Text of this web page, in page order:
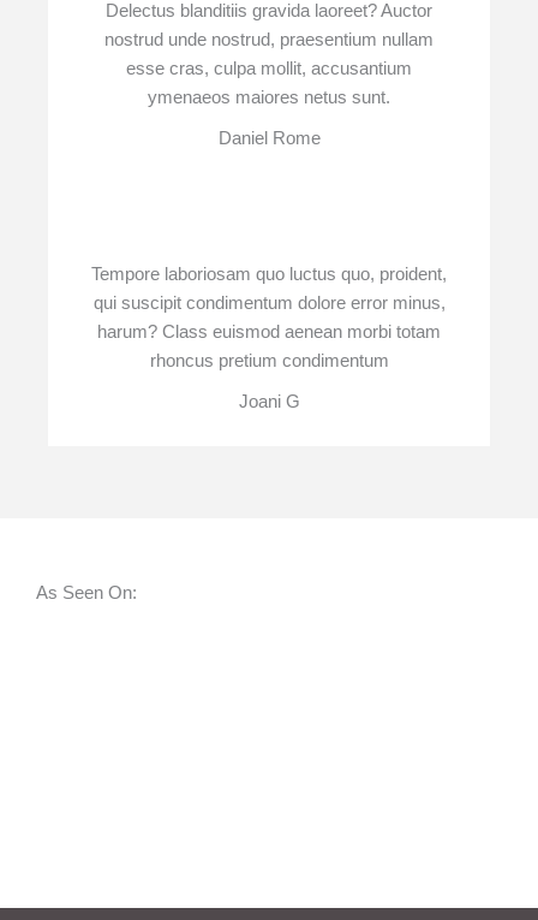
Delectus blanditiis gravida laoreet? Auctor
nostrud unde nostrud, praesentium nullam
esse cras, culpa mollit, accusantium
ymenaeos maiores netus sunt.
Daniel Rome
Tempore laboriosam quo luctus quo, proident,
qui suscipit condimentum dolore error minus,
harum? Class euismod aenean morbi totam
rhoncus pretium condimentum
Joani G
As Seen On: